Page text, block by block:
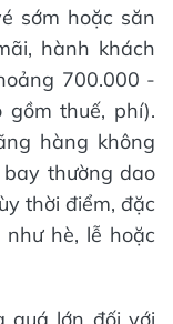
sớm hoặc săn
hành khách
700.000 -
gồm thuế, phí).
hàng không
thường dao
thời điểm, đặc
hè, lễ hoặc
quá lớn đối với